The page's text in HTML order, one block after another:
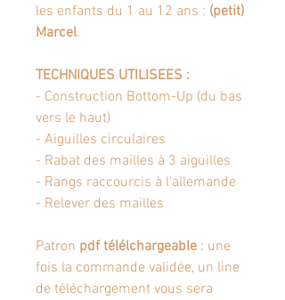
les enfants du 1 au 12 ans : (petit)
Marcel.
TECHNIQUES UTILISEES :
- Construction Bottom-Up (du bas
vers le haut)
- Aiguilles circulaires
- Rabat des mailles à 3 aiguilles
- Rangs raccourcis à l'allemande
- Relever des mailles
Patron pdf télélchargeable : une
fois la commande validée, un line
de téléchargement vous sera